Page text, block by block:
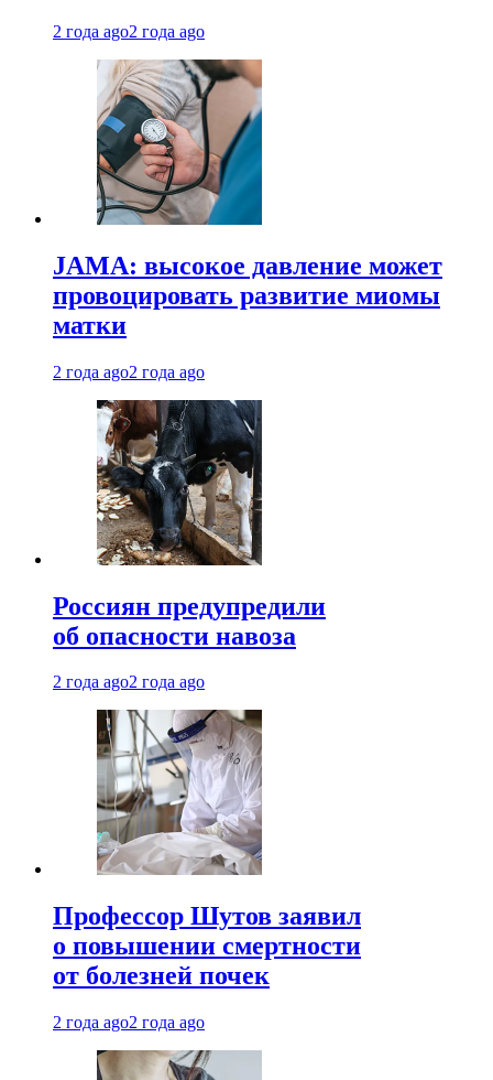
2 года ago2 года ago
JAMA: высокое давление может
провоцировать развитие миомы
матки
2 года ago2 года ago
Россиян предупредили
об опасности навоза
2 года ago2 года ago
Профессор Шутов заявил
о повышении смертности
от болезней почек
2 года ago2 года ago